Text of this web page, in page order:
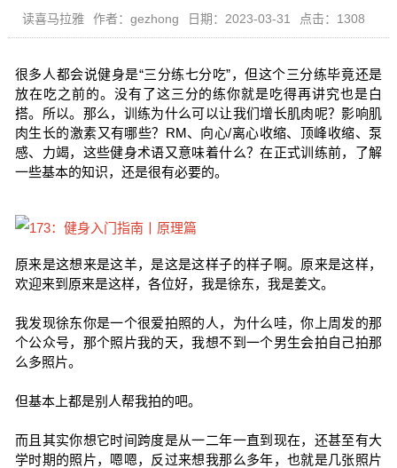
读喜马拉雅 作者：gezhong 日期：2023-03-31 点击：1308
很多人都会说健身是“三分练七分吃”，但这个三分练毕竟还是
放在吃之前的。没有了这三分的练你就是吃得再讲究也是白
搭。所以。那么，训练为什么可以让我们增长肌肉呢？影响肌
肉生长的激素又有哪些？RM、向心/离心收缩、顶峰收缩、泵
感、力竭，这些健身术语又意味着什么？在正式训练前，了解
一些基本的知识，还是很有必要的。
原来是这想来是这羊，是这是这样子的样子啊。原来是这样，
欢迎来到原来是这样，各位好，我是徐东，我是姜文。
我发现徐东你是一个很爱拍照的人，为什么哇，你上周发的那
个公众号，那个照片我的天，我想不到一个男生会拍自己拍那
么多照片。
但基本上都是别人帮我拍的吧。
而且其实你想它时间跨度是从一二年一直到现在，还甚至有大
学时期的照片，嗯嗯，反过来想我那么多年，也就是几张照片